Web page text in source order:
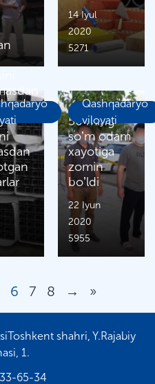
14 Iyul
2020
5271
Qashqadaryo
viloyati
50 ming
soʼm odam
xayotiga
zomin
boʼldi
22 Iyun
2020
5955
6 7 8 → »
shahri, Y.Rajabiy
1.
65-34